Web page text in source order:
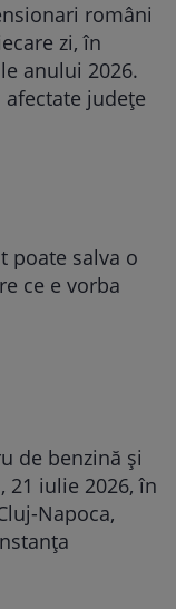
români
zi, în
anului 2026.
județe
poate salva o
ce e vorba
de benzină și
iulie 2026, în
Napoca,